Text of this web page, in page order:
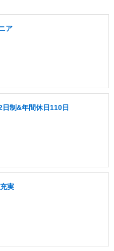
ア
制&年間休日110日
実